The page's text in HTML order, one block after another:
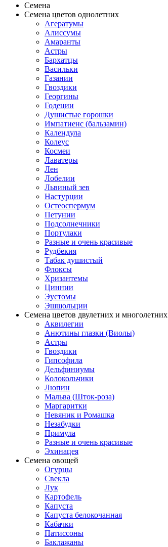
Семена
Семена цветов однолетних
Агератумы
Алиссумы
Амаранты
Астры
Бархатцы
Васильки
Газании
Гвоздики
Георгины
Годеции
Душистые горошки
Импатиенс (бальзамин)
Календула
Колеус
Космеи
Лаватеры
Лен
Лобелии
Львиный зев
Настурции
Остеоспермум
Петунии
Подсолнечники
Портулаки
Разные и очень красивые
Рудбекия
Табак душистый
Флоксы
Хризантемы
Циннии
Эустомы
Эшшольции
Семена цветов двулетних и многолетних
Аквилегии
Анютины глазки (Виолы)
Астры
Гвоздики
Гипсофила
Дельфиниумы
Колокольчики
Люпин
Мальва (Шток-роза)
Маргаритки
Невяник и Ромашка
Незабудки
Примула
Разные и очень красивые
Эхинацея
Семена овощей
Огурцы
Свекла
Лук
Картофель
Капуста
Капуста белокочанная
Кабачки
Патиссоны
Баклажаны